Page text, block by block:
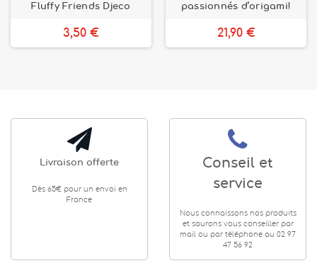
Fluffy Friends Djeco
3,50 €
passionnés d’origami!
21,90 €
Livraison offerte
Dès 65€ pour un envoi en
France
Conseil et
service
Nous connaissons nos produits
et saurons vous conseiller par
mail ou par téléphone au 02 97
47 56 92